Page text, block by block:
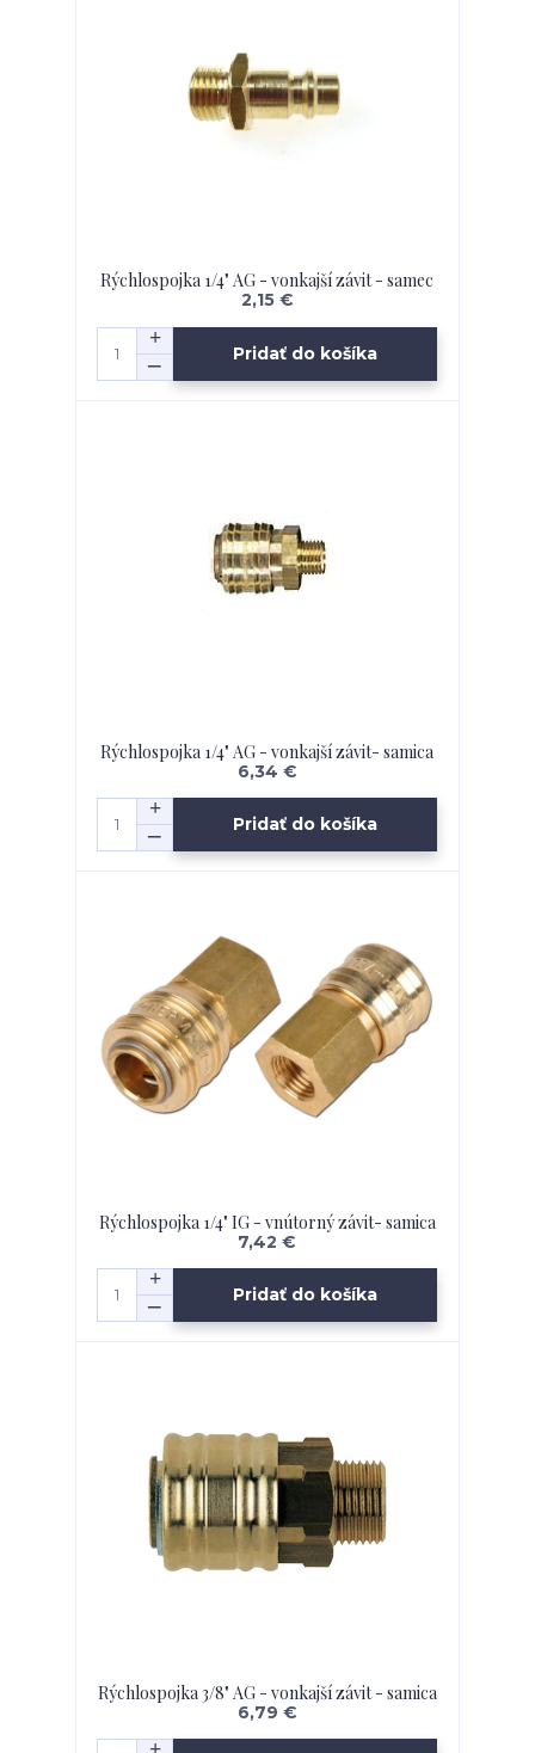
Rýchlospojka 1/4" AG - vonkajší závit - samec
2,15 €
Pridať do košíka
Rýchlospojka 1/4" AG - vonkajší závit- samica
6,34 €
Pridať do košíka
Rýchlospojka 1/4" IG - vnútorný závit- samica
7,42 €
Pridať do košíka
Rýchlospojka 3/8" AG - vonkajší závit - samica
6,79 €